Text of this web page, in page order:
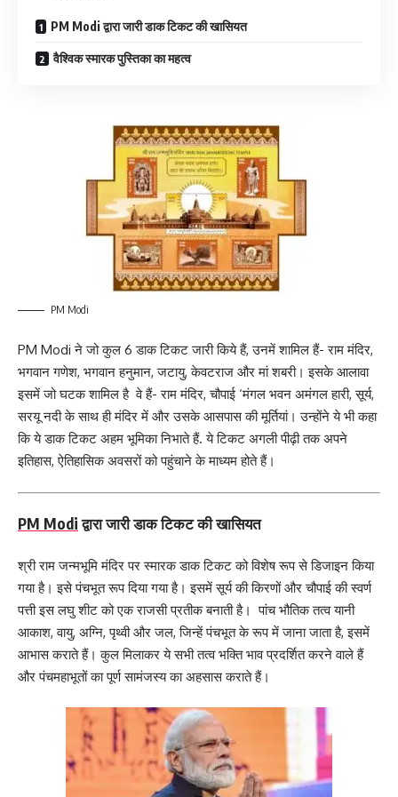
PM Modi द्वारा जारी डाक टिकट की खासियत
वैश्विक स्मारक पुस्तिका का महत्व
PM Modi
PM Modi ने जो कुल 6 डाक टिकट जारी किये हैं, उनमें शामिल हैं- राम मंदिर,
भगवान गणेश, भगवान हनुमान, जटायु, केवटराज और मां शबरी। इसके आलावा
इसमें जो घटक शामिल है वे हैं- राम मंदिर, चौपाई ‘मंगल भवन अमंगल हारी, सूर्य,
सरयू नदी के साथ ही मंदिर में और उसके आसपास की मूर्तियां। उन्होंने ये भी कहा
कि ये डाक टिकट अहम भूमिका निभाते हैं. ये टिकट अगली पीढ़ी तक अपने
इतिहास, ऐतिहासिक अवसरों को पहुंचाने के माध्यम होते हैं।
PM Modiद्वारा जारी डाक टिकट की खासियत
श्री राम जन्मभूमि मंदिर पर स्मारक डाक टिकट को विशेष रूप से डिजाइन किया
गया है। इसे पंचभूत रूप दिया गया है। इसमें सूर्य की किरणों और चौपाई की स्वर्ण
पत्ती इस लघु शीट को एक राजसी प्रतीक बनाती है। पांच भौतिक तत्व यानी
आकाश, वायु, अग्नि, पृथ्वी और जल, जिन्हें पंचभूत के रूप में जाना जाता है, इसमें
आभास कराते हैं। कुल मिलाकर ये सभी तत्व भक्ति भाव प्रदर्शित करने वाले हैं
और पंचमहाभूतों का पूर्ण सामंजस्य का अहसास कराते हैं।